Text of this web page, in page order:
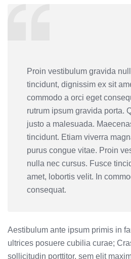
Proin vestibulum gravida
tincidunt, dignissim ex sit
commodo a orci eget
rutrum ipsum gravida porta.
justo a malesuada.
tincidunt. Etiam viverra
purus congue vitae. Proin
nulla nec cursus. Fusce
amet, lobortis velit. In
consequat.
Aestibulum ante ipsum primis in
ultrices posuere cubilia curae;
sollicitudin porttitor, sem elit